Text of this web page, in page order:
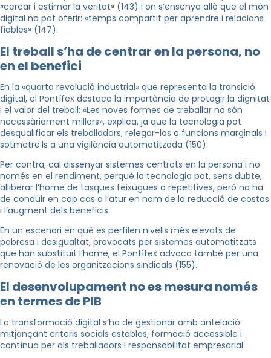
«cercar i estimar la veritat» (143) i on s’ensenya allò que el món
digital no pot oferir: «temps compartit per aprendre i relacions
fiables» (147).
El treball s’ha de centrar en la persona, no
en el benefici
En la «quarta revolució industrial» que representa la transició
digital, el Pontífex destaca la importància de protegir la dignitat
i el valor del treball: «Les noves formes de treballar no són
necessàriament millors», explica, ja que la tecnologia pot
desqualificar els treballadors, relegar-los a funcions marginals i
sotmetre’ls a una vigilància automatitzada (150).
Per contra, cal dissenyar sistemes centrats en la persona i no
només en el rendiment, perquè la tecnologia pot, sens dubte,
alliberar l’home de tasques feixugues o repetitives, però no ha
de conduir en cap cas a l’atur en nom de la reducció de costos
i l’augment dels beneficis.
En un escenari en què es perfilen nivells més elevats de
pobresa i desigualtat, provocats per sistemes automatitzats
que han substituït l’home, el Pontífex advoca també per una
renovació de les organitzacions sindicals (155).
El desenvolupament no es mesura només
en termes de PIB
La transformació digital s’ha de gestionar amb antelació
mitjançant criteris socials estables, formació accessible i
contínua per als treballadors i responsabilitat empresarial.